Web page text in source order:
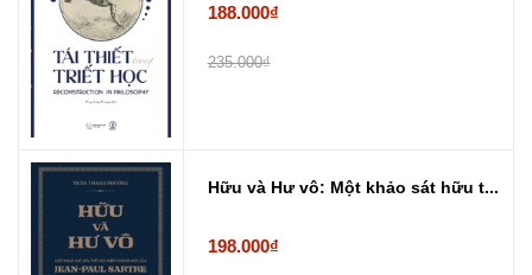
188.000₫
235.000₫
Hữu và Hư vô: Một khảo sát hữu t...
198.000₫